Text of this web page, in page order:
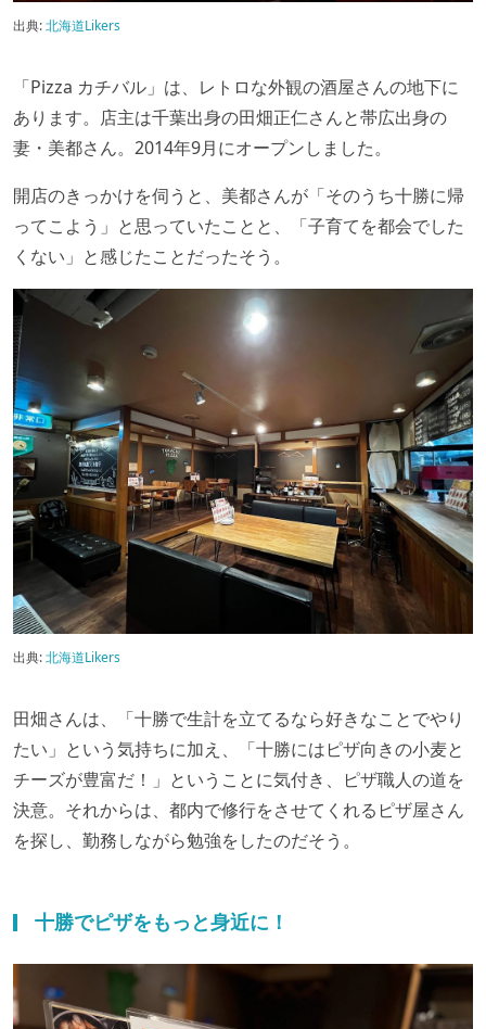
出典:北海道Likers
「Pizza カチバル」は、レトロな外観の酒屋さんの地下に
あります。店主は千葉出身の田畑正仁さんと帯広出身の
妻・美都さん。2014年9月にオープンしました。
開店のきっかけを伺うと、美都さんが「そのうち十勝に帰
ってこよう」と思っていたことと、「子育てを都会でした
くない」と感じたことだったそう。
出典:北海道Likers
田畑さんは、「十勝で生計を立てるなら好きなことでやり
たい」という気持ちに加え、「十勝にはピザ向きの小麦と
チーズが豊富だ！」ということに気付き、ピザ職人の道を
決意。それからは、都内で修行をさせてくれるピザ屋さん
を探し、勤務しながら勉強をしたのだそう。
十勝でピザをもっと身近に！